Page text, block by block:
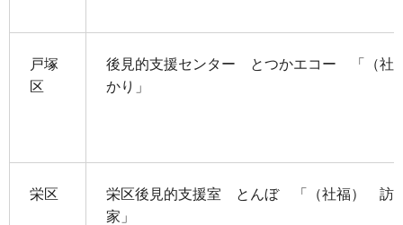
戸塚
区
後見的支援センター とつかエコー 「（社
かり」
栄区
栄区後見的支援室 とんぼ 「（社福） 訪
家」